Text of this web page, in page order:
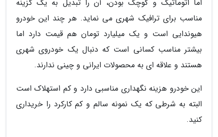
اما اتوماتیک و کوچک بودن، آن را تبدیل به یک گزینه
مناسب برای ترافیک شهری می نماید. هر چند این خودرو
هیوندایی است و یک میلیارد تومان هم قیمت دارد اما
بیشتر مناسب کسانی است که دنبال یک خودروی شهری
هستند و علاقه ای به محصولات ایرانی و چینی ندارند.
این خودرو هزینه نگهداری مناسبی دارد و کم استهلاک است
البته به شرطی که یک نمونه سالم و کم کارکرد را خریداری
کنید.